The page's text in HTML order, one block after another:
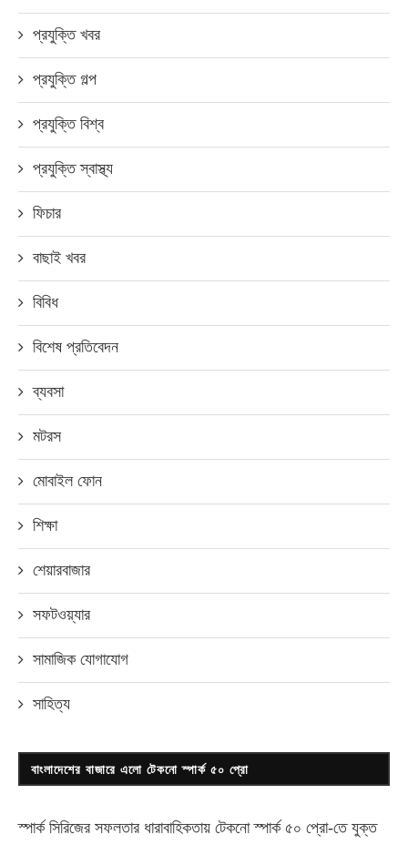
প্রযুক্তি খবর
প্রযুক্তি গল্প
প্রযুক্তি বিশ্ব
প্রযুক্তি স্বাস্থ্য
ফিচার
বাছাই খবর
বিবিধ
বিশেষ প্রতিবেদন
ব্যবসা
মটরস
মোবাইল ফোন
শিক্ষা
শেয়ারবাজার
সফটওয়্যার
সামাজিক যোগাযোগ
সাহিত্য
বাংলাদেশের বাজারে এলো টেকনো স্পার্ক ৫০ প্রো
স্পার্ক সিরিজের সফলতার ধারাবাহিকতায় টেকনোস্পার্ক ৫০ প্রো-তে যুক্ত